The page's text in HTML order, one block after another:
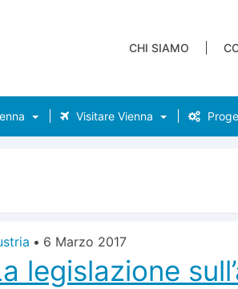
CHI SIAMO
Visitare Vienna
• 6 Marzo 2017
legislazione